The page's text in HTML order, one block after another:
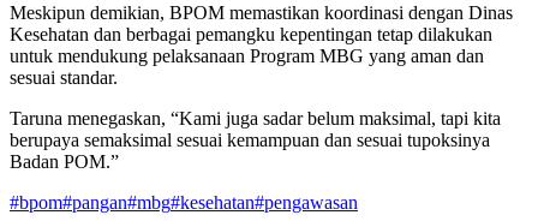
Meskipun demikian, BPOM memastikan koordinasi dengan Dinas
Kesehatan dan berbagai pemangku kepentingan tetap dilakukan
untuk mendukung pelaksanaan Program MBG yang aman dan
sesuai standar.
Taruna menegaskan, “Kami juga sadar belum maksimal, tapi kita
berupaya semaksimal sesuai kemampuan dan sesuai tupoksinya
Badan POM.”
#bpom#pangan#mbg#kesehatan#pengawasan